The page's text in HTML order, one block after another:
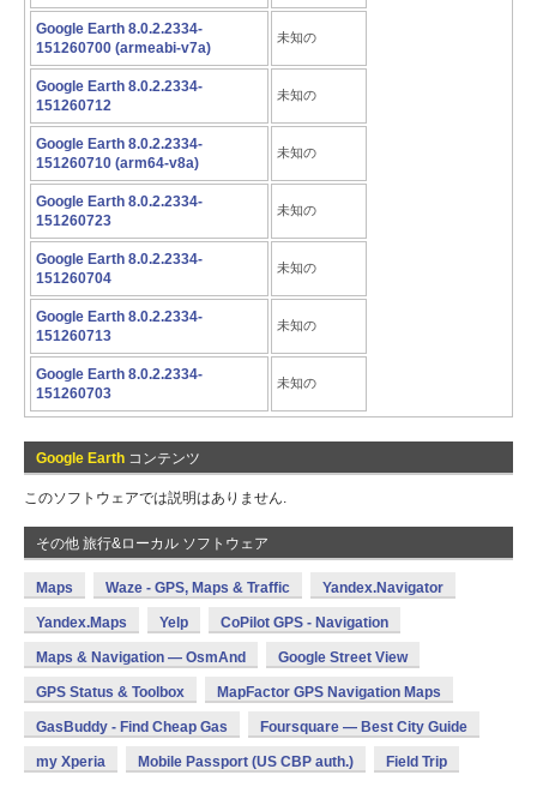
Google Earth 8.0.2.2334-
151260700 (armeabi-v7a)
未知の
Google Earth 8.0.2.2334-
151260712
未知の
Google Earth 8.0.2.2334-
151260710 (arm64-v8a)
未知の
Google Earth 8.0.2.2334-
151260723
未知の
Google Earth 8.0.2.2334-
151260704
未知の
Google Earth 8.0.2.2334-
151260713
未知の
Google Earth 8.0.2.2334-
151260703
未知の
Google Earth コンテンツ
このソフトウェアでは説明はありません.
その他 旅行&ローカル ソフトウェア
Maps Waze - GPS, Maps & Traffic Yandex.Navigator
Yandex.Maps Yelp CoPilot GPS - Navigation
Maps & Navigation — OsmAnd Google Street View
GPS Status & Toolbox MapFactor GPS Navigation Maps
GasBuddy - Find Cheap Gas Foursquare — Best City Guide
my Xperia Mobile Passport (US CBP auth.) Field Trip